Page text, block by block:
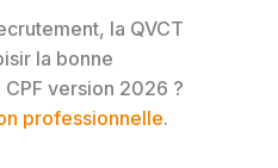
la QVCT
la bonne
version 2026 ?
professionnelle.